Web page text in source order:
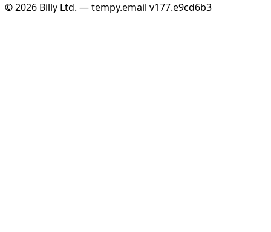
© 2026 Billy Ltd. — tempy.email v177.e9cd6b3